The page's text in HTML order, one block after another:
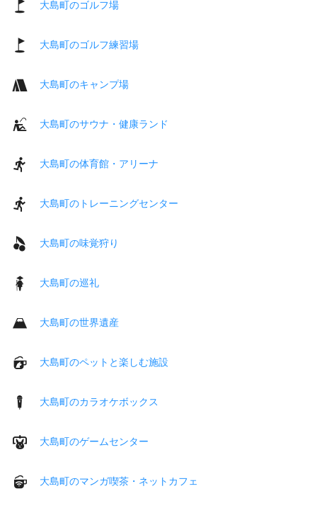
大島町のゴルフ場
大島町のゴルフ練習場
大島町のキャンプ場
大島町のサウナ・健康ランド
大島町の体育館・アリーナ
大島町のトレーニングセンター
大島町の味覚狩り
大島町の巡礼
大島町の世界遺産
大島町のペットと楽しむ施設
大島町のカラオケボックス
大島町のゲームセンター
大島町のマンガ喫茶・ネットカフェ